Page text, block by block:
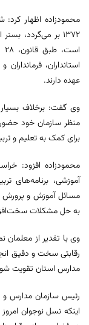
محمودزاده اظهار
۱۳۷۲ بر می‌گردد،
استانداران،
عهده دارند.
وی گفت: برخلاف
منظر سازمان خود
برای کمک به تعلیم و
محمودزاده افزود:
آموزشی، برنامه‌های
مسائل آموزش و پرورش
به حل مشکلات
وی با تقدیر از
رقابتی سخت و دقیق
مدارس استان تقویت
رئیس سازمان مدارس و
اینکه نسل نوجوان